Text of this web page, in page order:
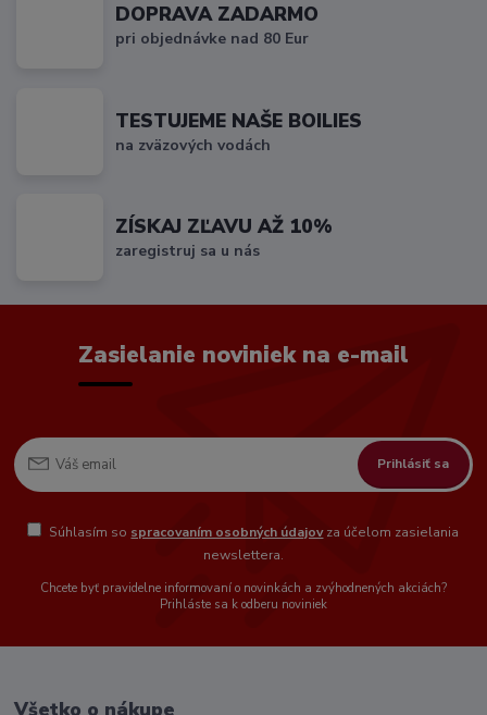
DOPRAVA ZADARMO
pri objednávke nad 80 Eur
TESTUJEME NAŠE BOILIES
na zväzových vodách
ZÍSKAJ ZĽAVU AŽ 10%
zaregistruj sa u nás
Zasielanie noviniek na e-mail
Prihlásiť sa
Súhlasím so spracovaním osobných údajovza účelom zasielania
newslettera.
Chcete byť pravidelne informovaní o novinkách a zvýhodnených akciách?
Prihláste sa k odberu noviniek
Všetko o nákupe